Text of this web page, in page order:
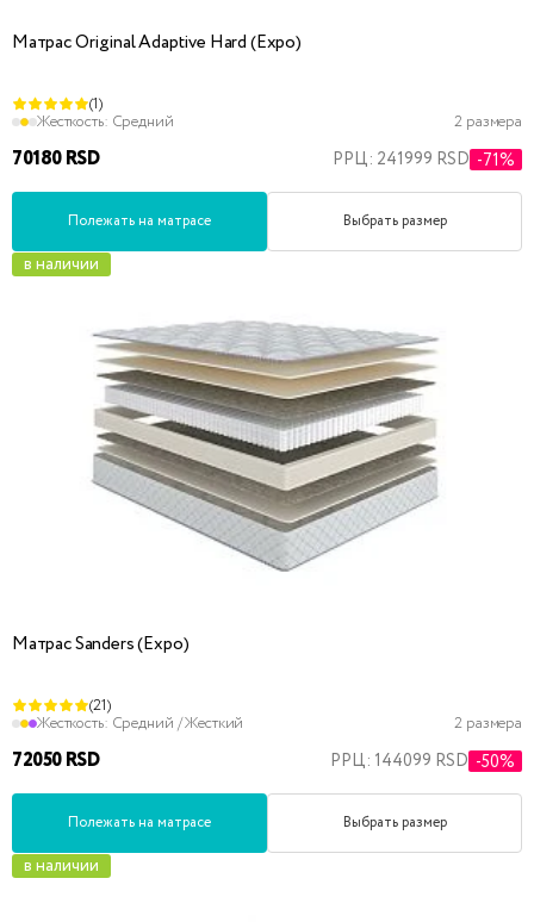
Матрас Original Adaptive Hard (Expo)
(1)
Жесткость: Средний 2 размера
70180 RSD РРЦ: 241999 RSD -71%
Полежать на матрасе Выбрать размер
в наличии
Матрас Sanders (Expo)
(21)
Жесткость: Средний / Жесткий 2 размера
72050 RSD РРЦ: 144099 RSD -50%
Полежать на матрасе Выбрать размер
в наличии